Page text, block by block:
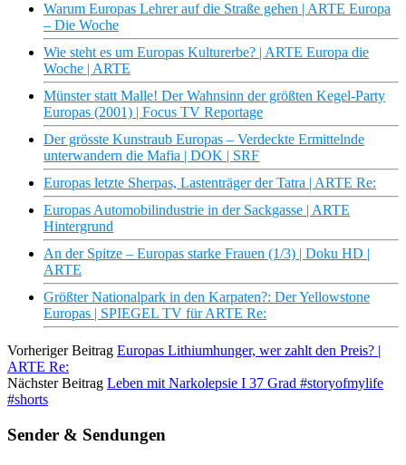
Warum Europas Lehrer auf die Straße gehen | ARTE Europa
– Die Woche
Wie steht es um Europas Kulturerbe? | ARTE Europa die
Woche | ARTE
Münster statt Malle! Der Wahnsinn der größten Kegel-Party
Europas (2001) | Focus TV Reportage
Der grösste Kunstraub Europas – Verdeckte Ermittelnde
unterwandern die Mafia | DOK | SRF
Europas letzte Sherpas, Lastenträger der Tatra | ARTE Re:
Europas Automobilindustrie in der Sackgasse | ARTE
Hintergrund
An der Spitze – Europas starke Frauen (1/3) | Doku HD |
ARTE
Größter Nationalpark in den Karpaten?: Der Yellowstone
Europas | SPIEGEL TV für ARTE Re:
Vorheriger Beitrag Europas Lithiumhunger, wer zahlt den Preis? |
ARTE Re:
Nächster Beitrag Leben mit Narkolepsie I 37 Grad #storyofmylife
#shorts
Sender & Sendungen